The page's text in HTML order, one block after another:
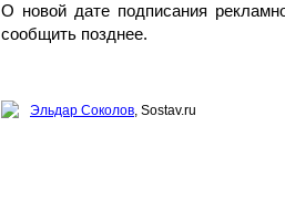
О новой дате подписания
сообщить позднее.
Эльдар Соколов, Sostav.ru